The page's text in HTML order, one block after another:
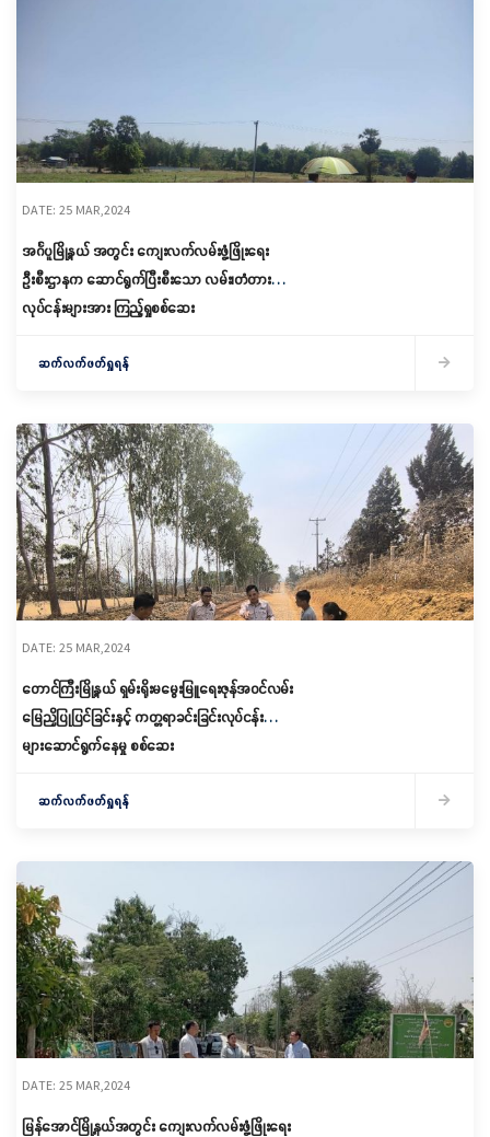
DATE: 25 MAR,2024
အင်္ဂပူမြို့နယ် အတွင်း ကျေးလက်လမ်းဖွံ့ဖြိုးရေး
ဦးစီးဌာနက ဆောင်ရွက်ပြီးစီးသော လမ်း၊တံတား
လုပ်ငန်းများအား ကြည့်ရှုစစ်ဆေး
ဆက်လက်ဖတ်ရှုရန်
DATE: 25 MAR,2024
တောင်ကြီးမြို့နယ် ရှမ်းရိုးမမွေးမြူရေးဇုန်အဝင်လမ်း
မြေညှိပြုပြင်ခြင်းနှင့် ကတ္တရာခင်းခြင်းလုပ်ငန်း
များဆောင်ရွက်နေမှု စစ်ဆေး
ဆက်လက်ဖတ်ရှုရန်
DATE: 25 MAR,2024
မြန်အောင်မြို့နယ်အတွင်း ကျေးလက်လမ်းဖွံ့ဖြိုးရေး